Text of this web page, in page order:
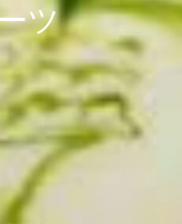
ツ